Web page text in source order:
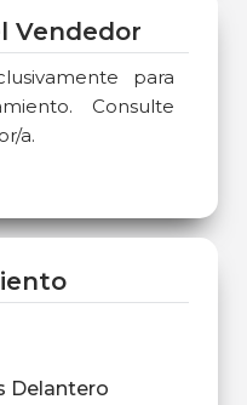
Vendedor
para
Consulte
a.
Delantero